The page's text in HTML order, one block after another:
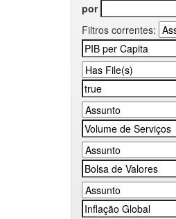
por
Filtros correntes: